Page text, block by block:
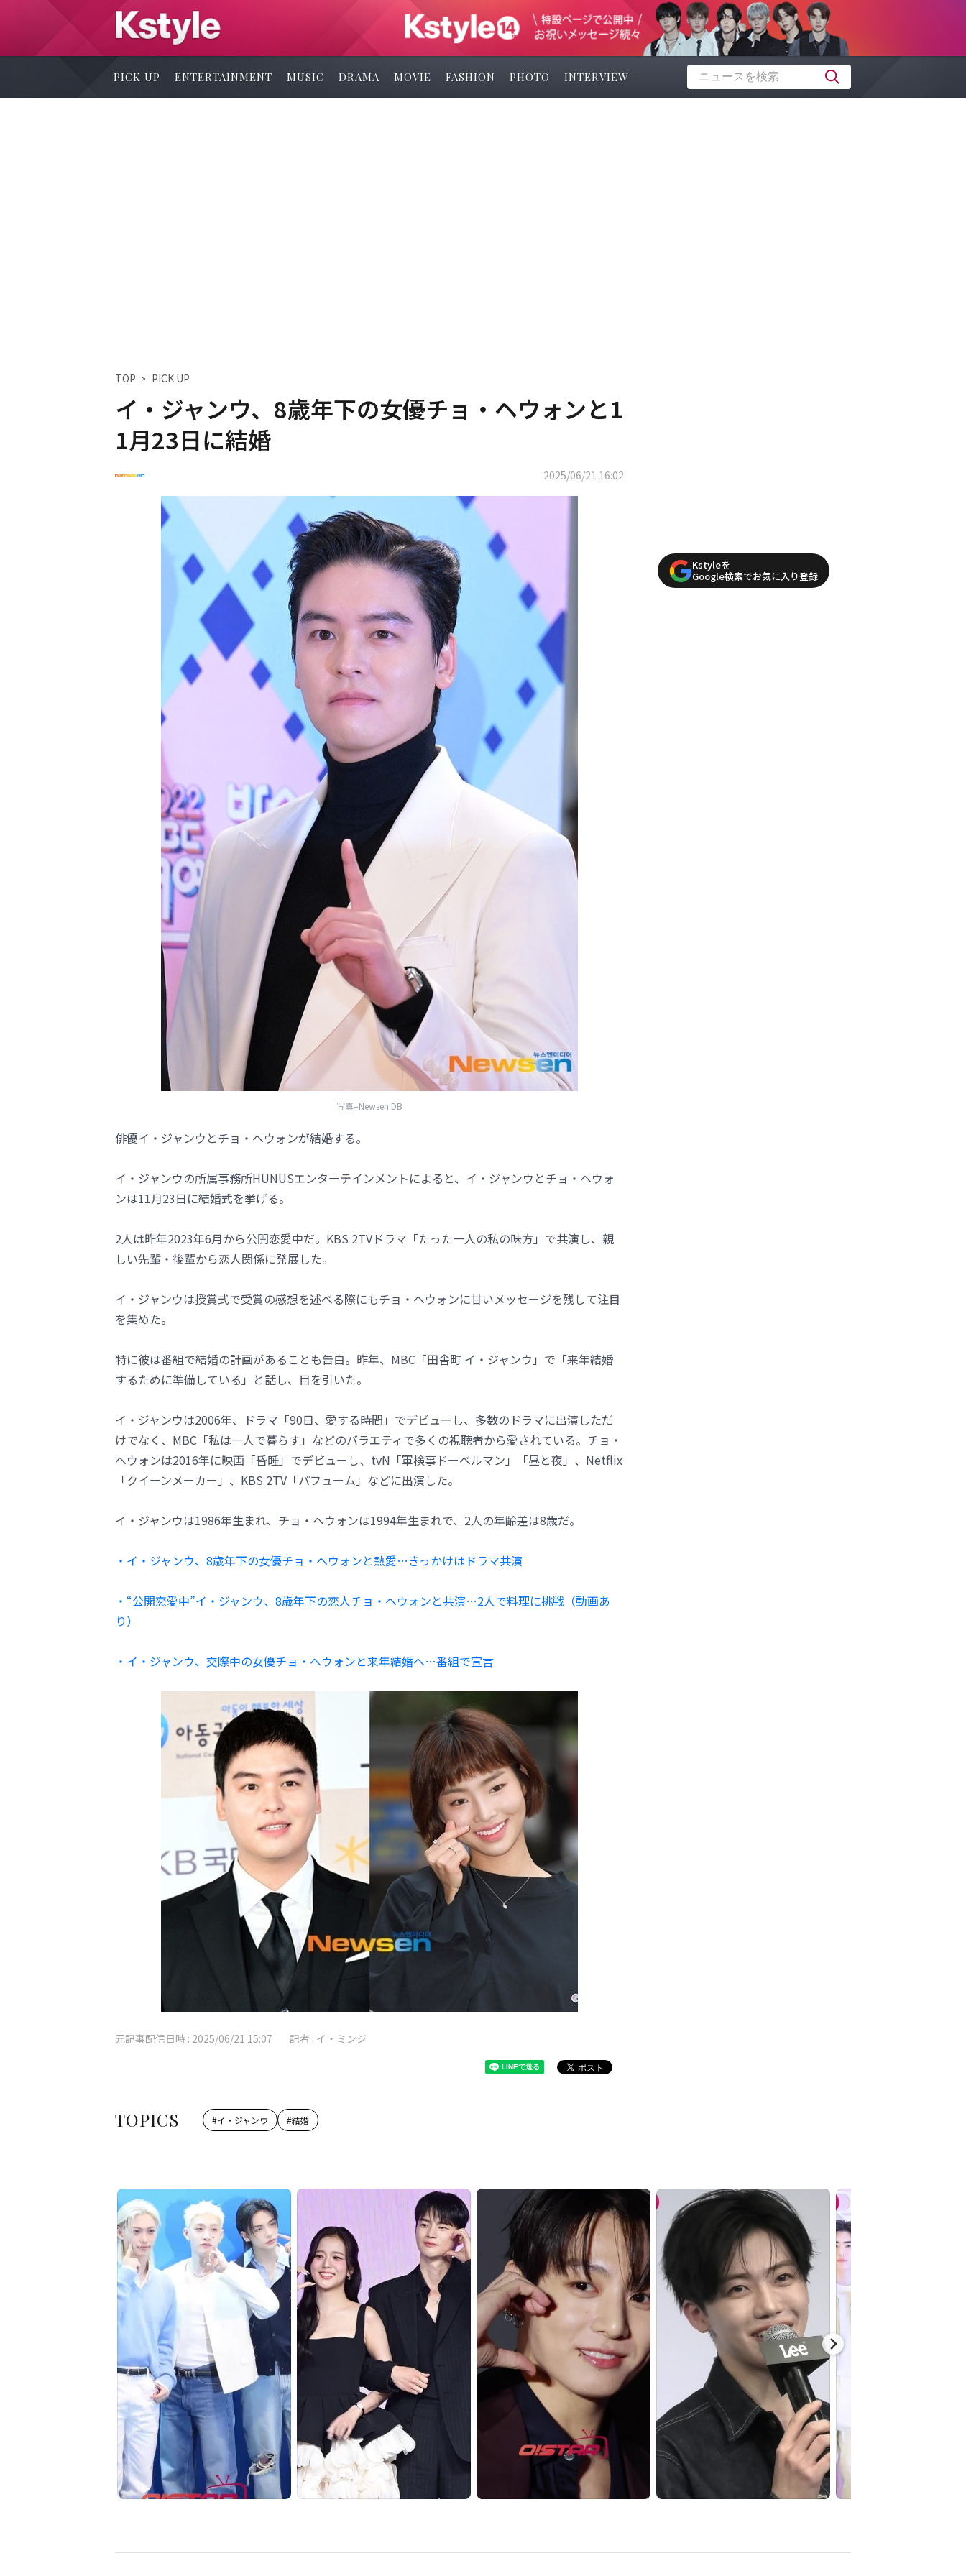
PICK UP ENTERTAINMENT MUSIC DRAMA MOVIE FASHION PHOTO INTERVIEW
TOP PICK UP
イ・ジャンウ、8歳年下の女優チョ・ヘウォンと1
1月23日に結婚
2025/06/21 16:02
写真=Newsen DB
俳優イ・ジャンウとチョ・ヘウォンが結婚する。
イ・ジャンウの所属事務所HUNUSエンターテインメントによると、イ・ジャンウとチョ・ヘウォ
ンは11月23日に結婚式を挙げる。
2人は昨年2023年6月から公開恋愛中だ。KBS 2TVドラマ「たった一人の私の味方」で共演し、親
しい先輩・後輩から恋人関係に発展した。
イ・ジャンウは授賞式で受賞の感想を述べる際にもチョ・ヘウォンに甘いメッセージを残して注目
を集めた。
特に彼は番組で結婚の計画があることも告白。昨年、MBC「田舎町 イ・ジャンウ」で「来年結婚
するために準備している」と話し、目を引いた。
イ・ジャンウは2006年、ドラマ「90日、愛する時間」でデビューし、多数のドラマに出演しただ
けでなく、MBC「私は一人で暮らす」などのバラエティで多くの視聴者から愛されている。チョ・
ヘウォンは2016年に映画「昏睡」でデビューし、tvN「軍検事ドーベルマン」「昼と夜」、Netflix
「クイーンメーカー」、KBS 2TV「パフューム」などに出演した。
イ・ジャンウは1986年生まれ、チョ・ヘウォンは1994年生まれで、2人の年齢差は8歳だ。
・イ・ジャンウ、8歳年下の女優チョ・ヘウォンと熱愛…きっかけはドラマ共演
・“公開恋愛中”イ・ジャンウ、8歳年下の恋人チョ・ヘウォンと共演…2人で料理に挑戦（動画あ
り）
・イ・ジャンウ、交際中の女優チョ・へウォンと来年結婚へ…番組で宣言
元記事配信日時 : 2025/06/21 15:07 記者 : イ・ミンジ
TOPICS #イ・ジャンウ #結婚
Kstyleを
Google検索でお気に入り登録